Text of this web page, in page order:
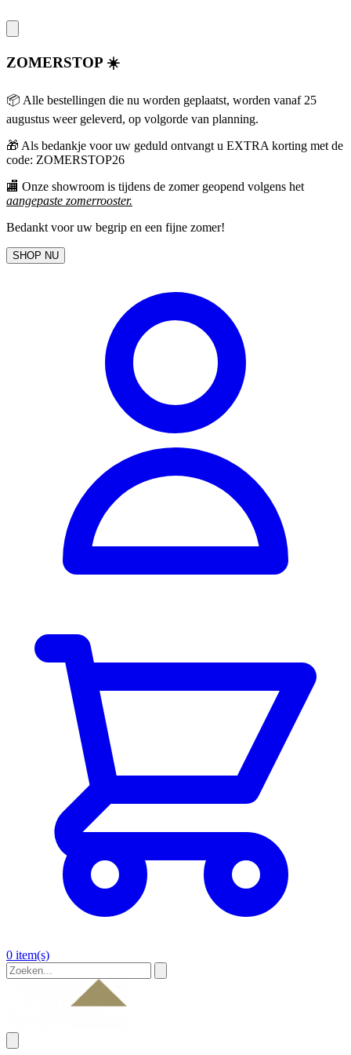
ZOMERSTOP ☀️
📦 Alle bestellingen die nu worden geplaatst, worden vanaf 25
augustus weer geleverd, op volgorde van planning.
🎁 Als bedankje voor uw geduld ontvangt u EXTRA korting met de
code: ZOMERSTOP26
🏬 Onze showroom is tijdens de zomer geopend volgens het
aangepaste zomerrooster.
Bedankt voor uw begrip en een fijne zomer!
SHOP NU
0 item(s)